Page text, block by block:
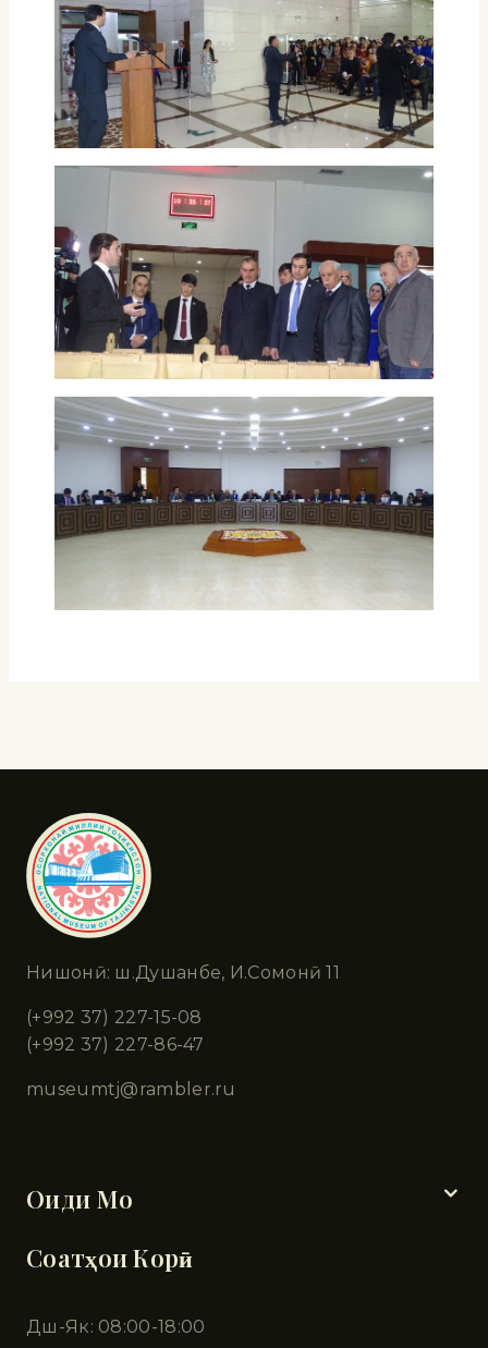
Нишонӣ: ш.Душанбе, И.Сомонӣ 11
(+992 37) 227-15-08
(+992 37) 227-86-47
museumtj@rambler.ru
Оиди Мо
Соатҳои Корӣ
Дш-Як: 08:00-18:00